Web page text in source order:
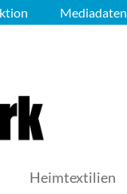
Mediadaten
Heimtextilien